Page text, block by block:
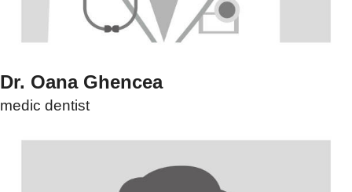
Dr. Oana Ghencea
medic dentist